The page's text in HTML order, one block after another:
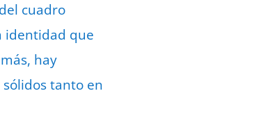
cuadro
identidad que
hay
tanto en